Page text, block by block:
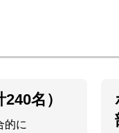
名）
的に